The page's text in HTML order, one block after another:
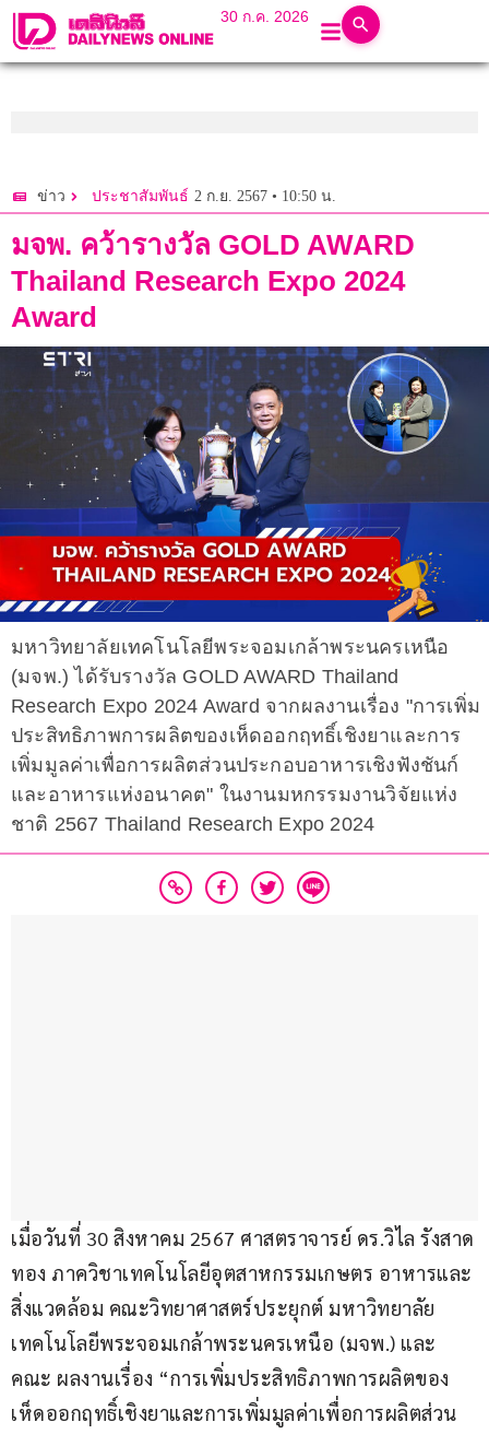
30 ก.ค. 2026
ข่าว ประชาสัมพันธ์ 2 ก.ย. 2567 • 10:50 น.
มจพ. คว้ารางวัล GOLD AWARD
Thailand Research Expo 2024
Award
มหาวิทยาลัยเทคโนโลยีพระจอมเกล้าพระนครเหนือ
(มจพ.) ได้รับรางวัล GOLD AWARD Thailand
Research Expo 2024 Award จากผลงานเรื่อง "การเพิ่ม
ประสิทธิภาพการผลิตของเห็ดออกฤทธิ์เชิงยาและการ
เพิ่มมูลค่าเพื่อการผลิตส่วนประกอบอาหารเชิงฟังชันก์
และอาหารแห่งอนาคต" ในงานมหกรรมงานวิจัยแห่ง
ชาติ 2567 Thailand Research Expo 2024
เมื่อวันที่ 30 สิงหาคม 2567 ศาสตราจารย์ ดร.วิไล รังสาด
ทอง ภาควิชาเทคโนโลยีอุตสาหกรรมเกษตร อาหารและ
สิ่งแวดล้อม คณะวิทยาศาสตร์ประยุกต์ มหาวิทยาลัย
เทคโนโลยีพระจอมเกล้าพระนครเหนือ (มจพ.) และ
คณะ ผลงานเรื่อง “การเพิ่มประสิทธิภาพการผลิตของ
เห็ดออกฤทธิ์เชิงยาและการเพิ่มมูลค่าเพื่อการผลิตส่วน